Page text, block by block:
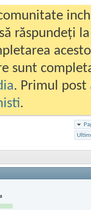
răspundeți
sunt
. Primul
.